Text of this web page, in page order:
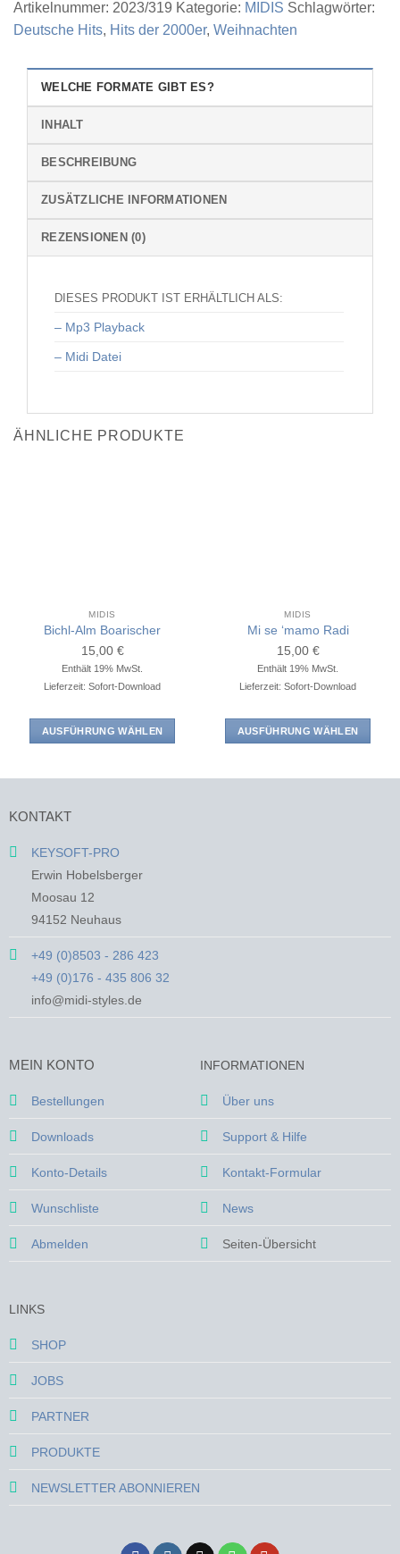
Artikelnummer: 2023/319 Kategorie: MIDIS Schlagwörter:
Deutsche Hits, Hits der 2000er, Weihnachten
WELCHE FORMATE GIBT ES?
INHALT
BESCHREIBUNG
ZUSÄTZLICHE INFORMATIONEN
REZENSIONEN (0)
DIESES PRODUKT IST ERHÄLTLICH ALS:
– Mp3 Playback
– Midi Datei
ÄHNLICHE PRODUKTE
MIDIS
Bichl-Alm Boarischer
15,00 €
Enthält 19% MwSt.
Lieferzeit: Sofort-Download
AUSFÜHRUNG WÄHLEN
auf.
Optionen
auf
der
Produktseite
gewählt
werden
MIDIS
Mi se ‘mamo Radi
15,00 €
Enthält 19% MwSt.
Lieferzeit: Sofort-Download
AUSFÜHRUNG WÄHLEN
der
KONTAKT
KEYSOFT-PRO
Erwin Hobelsberger
Moosau 12
94152 Neuhaus
+49 (0)8503 - 286 423
+49 (0)176 - 435 806 32
info@midi-styles.de
MEIN KONTO
Bestellungen
Downloads
Konto-Details
Wunschliste
Abmelden
INFORMATIONEN
Über uns
Support & Hilfe
Kontakt-Formular
News
Seiten-Übersicht
LINKS
SHOP
JOBS
PARTNER
PRODUKTE
NEWSLETTER ABONNIEREN